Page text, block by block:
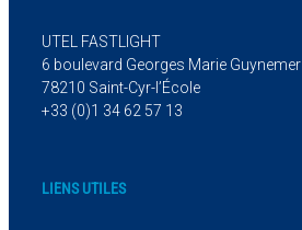
UTEL FASTLIGHT
6 boulevard Georges Marie Guynemer
78210 Saint-Cyr-l’École
+33 (0)1 34 62 57 13
LIENS UTILES